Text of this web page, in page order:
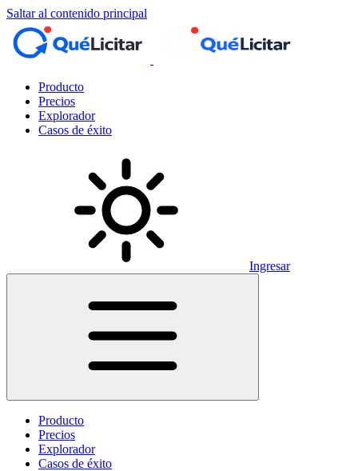
Saltar al contenido principal
Producto
Precios
Explorador
Casos de éxito
Ingresar
Producto
Precios
Explorador
Casos de éxito